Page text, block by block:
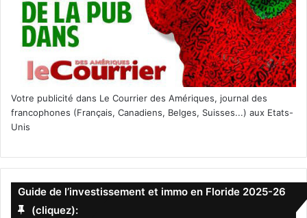
Votre publicité dans Le Courrier des Amériques, journal des
francophones (Français, Canadiens, Belges, Suisses...) aux Etats-
Unis
Guide de l’investissement et immo en Floride 2025-26
(cliquez):